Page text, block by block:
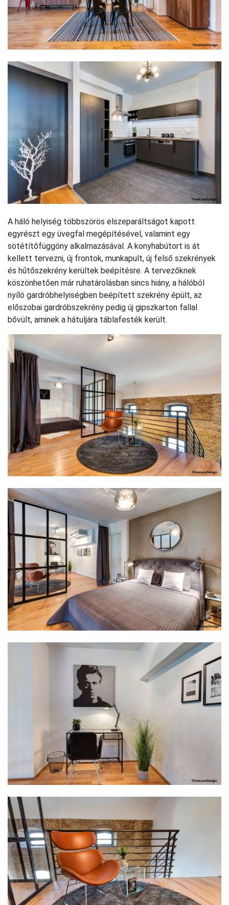
A háló helyiség többszörös elszeparáltságot kapott
egyrészt egy üvegfal megépítésével, valamint egy
sötétítőfüggöny alkalmazásával. A konyhabútort is át
kellett tervezni, új frontok, munkapult, új felső szekrények
és hűtőszekrény kerültek beépítésre. A tervezőknek
köszönhetően már ruhatárolásban sincs hiány, a hálóból
nyíló gardróbhelyiségben beépített szekrény épült, az
előszobai gardróbszekrény pedig új gipszkarton fallal
bővült, aminek a hátuljára táblafesték került.